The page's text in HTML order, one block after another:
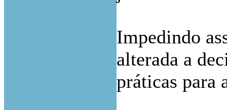
Impedindo
alterada a
práticas para